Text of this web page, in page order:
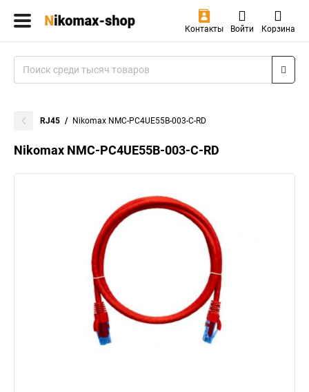
Контакты Войти Корзина
RJ45 Nikomax NMC-PC4UE55B-003-C-RD
Nikomax NMC-PC4UE55B-003-C-RD